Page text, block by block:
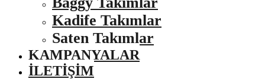
Kadife Takımlar
Saten Takımlar
KAMPANYALAR
İLETIŞIM